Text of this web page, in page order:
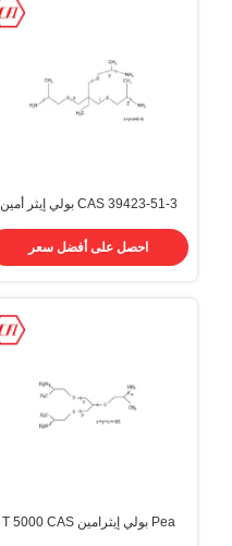
CAS 39423-51-3 بولي إيثر أمين
احصل على أفضل سعر
Pea بولي إيثرامين T 5000 CAS